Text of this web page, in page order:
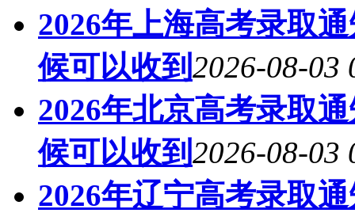
2026年上海高考录取
候可以收到 2026-08-03
2026年北京高考录取
候可以收到 2026-08-03
2026年辽宁高考录取